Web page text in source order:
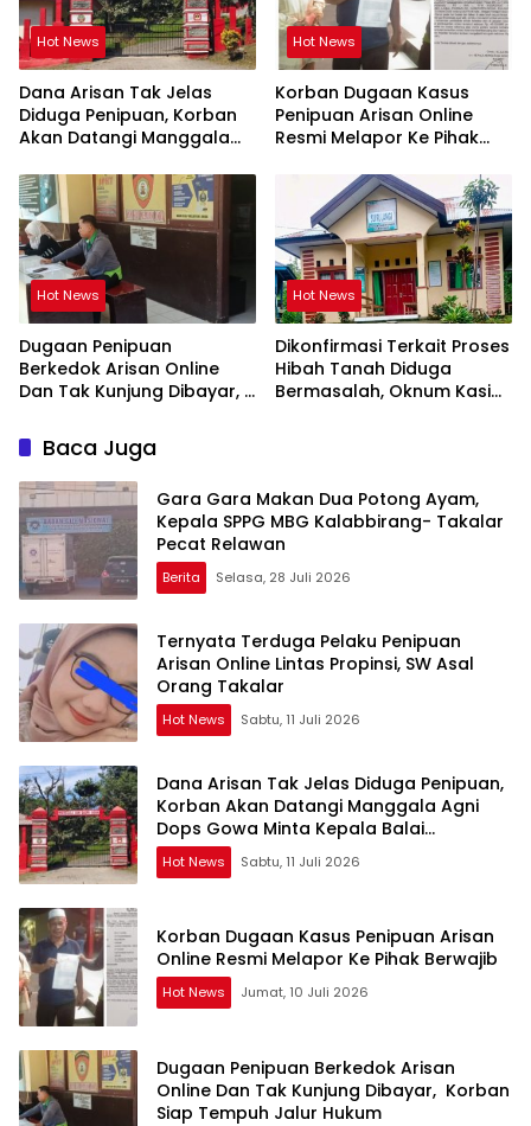
Hot News
Dana Arisan Tak Jelas
Diduga Penipuan, Korban
Akan Datangi Manggala
Kepala Balai Kehutanan
Bulurokeng Turun Tangan
Hot News
Korban Dugaan Kasus
Penipuan Arisan Online
Resmi Melapor Ke Pihak
Hot News
Dugaan Penipuan
Berkedok Arisan Online
Dan Tak Kunjung Dibayar,
Hukum
Hot News
Dikonfirmasi Terkait Proses
Hibah Tanah Diduga
Bermasalah, Oknum Kasi
Baca Juga
Gara Gara Makan Dua Potong Ayam,
Kepala SPPG MBG Kalabbirang- Takalar
Pecat Relawan
Berita Selasa, 28 Juli 2026
Ternyata Terduga Pelaku Penipuan
Arisan Online Lintas Propinsi, SW Asal
Orang Takalar
Hot News Sabtu, 11 Juli 2026
Dana Arisan Tak Jelas Diduga Penipuan,
Korban Akan Datangi Manggala Agni
Dops Gowa Minta Kepala Balai
Kehutanan Bulurokeng Turun Tangan
Hot News Sabtu, 11 Juli 2026
Korban Dugaan Kasus Penipuan Arisan
Online Resmi Melapor Ke Pihak Berwajib
Hot News Jumat, 10 Juli 2026
Dugaan Penipuan Berkedok Arisan
Online Dan Tak Kunjung Dibayar, Korban
Siap Tempuh Jalur Hukum